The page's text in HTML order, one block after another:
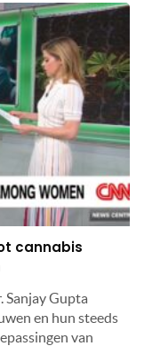
cannabis
Sanjay Gupta
en hun steeds
van